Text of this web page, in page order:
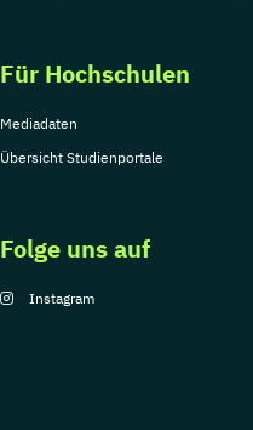
Für Hochschulen
Mediadaten
Übersicht Studienportale
Folge uns auf
Instagram